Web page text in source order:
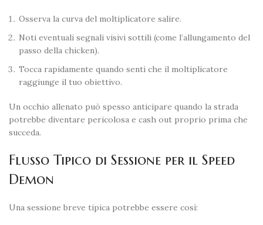
Osserva la curva del moltiplicatore salire.
Noti eventuali segnali visivi sottili (come l’allungamento del
passo della chicken).
Tocca rapidamente quando senti che il moltiplicatore
raggiunge il tuo obiettivo.
Un occhio allenato può spesso anticipare quando la strada
potrebbe diventare pericolosa e cash out proprio prima che
succeda.
Flusso Tipico di Sessione per il Speed
Demon
Una sessione breve tipica potrebbe essere così: